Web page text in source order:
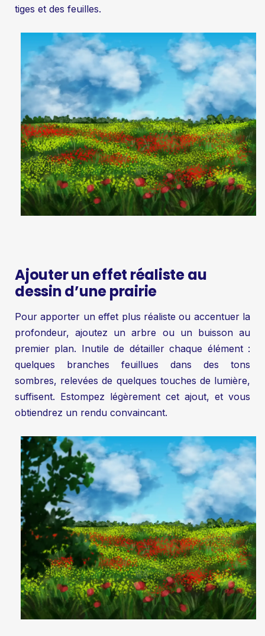
tiges et des feuilles.
Ajouter un effet réaliste au
dessin d’une prairie
Pour apporter un effet plus réaliste ou accentuer la
profondeur, ajoutez un arbre ou un buisson au
premier plan. Inutile de détailler chaque élément :
quelques branches feuillues dans des tons
sombres, relevées de quelques touches de lumière,
suffisent. Estompez légèrement cet ajout, et vous
obtiendrez un rendu convaincant.